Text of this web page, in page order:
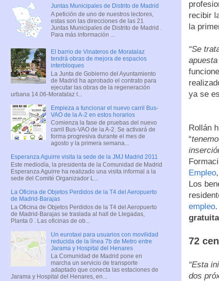
recibir
la
“Se
ya se
Rollán
“
Empleo
Los
empleo
72
“Esta
dos
Juntas Municipales de Distrito de Madrid
A petición de uno de nuestros lectores,
estas son las direcciones de las 21
Juntas Municipales de Distrito de Madrid .
Para más información ...
El barrio de Vinateros de Moratalaz
tendrá obras de mejora de espacios
interbloques
La Junta de Gobierno del Ayuntamiento
de Madrid ha aprobado el contrato para
ejecutar las obras de la regeneración
urbana 14.06-Moratalaz I...
Empieza a funcionar el nuevo carril Bus-
VAO de la A-2 en estos horarios
Comienza la fase de pruebas del nuevo
carril Bus-VAO de la A-2. Se activará de
forma progresiva durante el mes de
agosto y la primera semana...
Esperanza Aguirre visita la sede de la JMJ Madrid 2011
Este mediodía, la presidenta de la Comunidad de Madrid
Esperanza Aguirre ha realizado una visita informal a la
sede del Comité Organizador L...
La Oficina de Objetos Perdidos de la T4 del Aeropuerto
de Madrid-Barajas
La Oficina de Objetos Perdidos de la T4 del Aeropuerto
de Madrid-Barajas se traslada al hall de Llegadas,
Planta 0 . Las oficinas de ob...
Un eurotaxi para usuarios con movilidad
reducida de la línea 7b de Metro entre
Jarama y Hospital del Henares
La Comunidad de Madrid pone en
marcha un servicio de transporte
adaptado que conecta las estaciones de
Jarama y Hospital del Henares, en...